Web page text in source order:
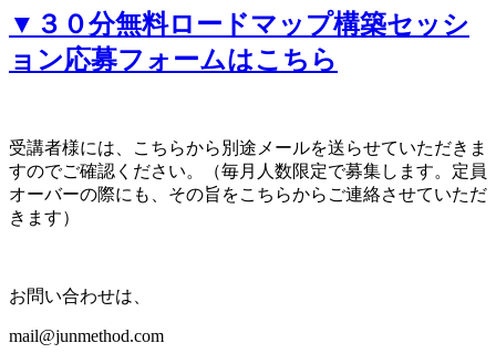
▼３０分無料ロードマップ構築セッシ
ョン応募フォームはこちら
受講者様には、こちらから別途メールを送らせていただきま
すのでご確認ください。（毎月人数限定で募集します。定員
オーバーの際にも、その旨をこちらからご連絡させていただ
きます）
お問い合わせは、
mail@junmethod.com